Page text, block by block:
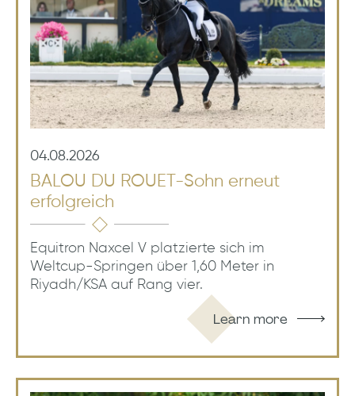
04.08.2026
BALOU DU ROUET-Sohn erneut
erfolgreich
Equitron Naxcel V platzierte sich im
Weltcup-Springen über 1,60 Meter in
Riyadh/KSA auf Rang vier.
Learn more